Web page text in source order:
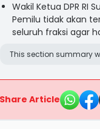
Wakil Ketua DPR RI
Pemilu tidak akan
seluruh fraksi agar
This section summary
Share Article